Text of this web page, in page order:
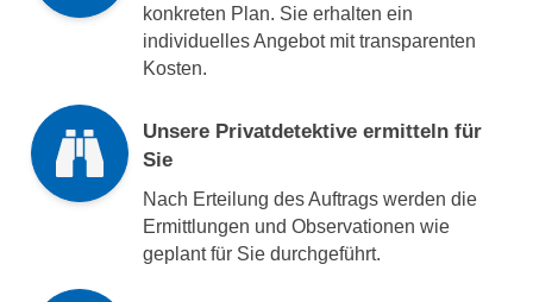
konkreten Plan. Sie erhalten ein
individuelles Angebot mit transparenten
Kosten.
Unsere Privatdetektive ermitteln für
Sie
Nach Erteilung des Auftrags werden die
Ermittlungen und Observationen wie
geplant für Sie durchgeführt.